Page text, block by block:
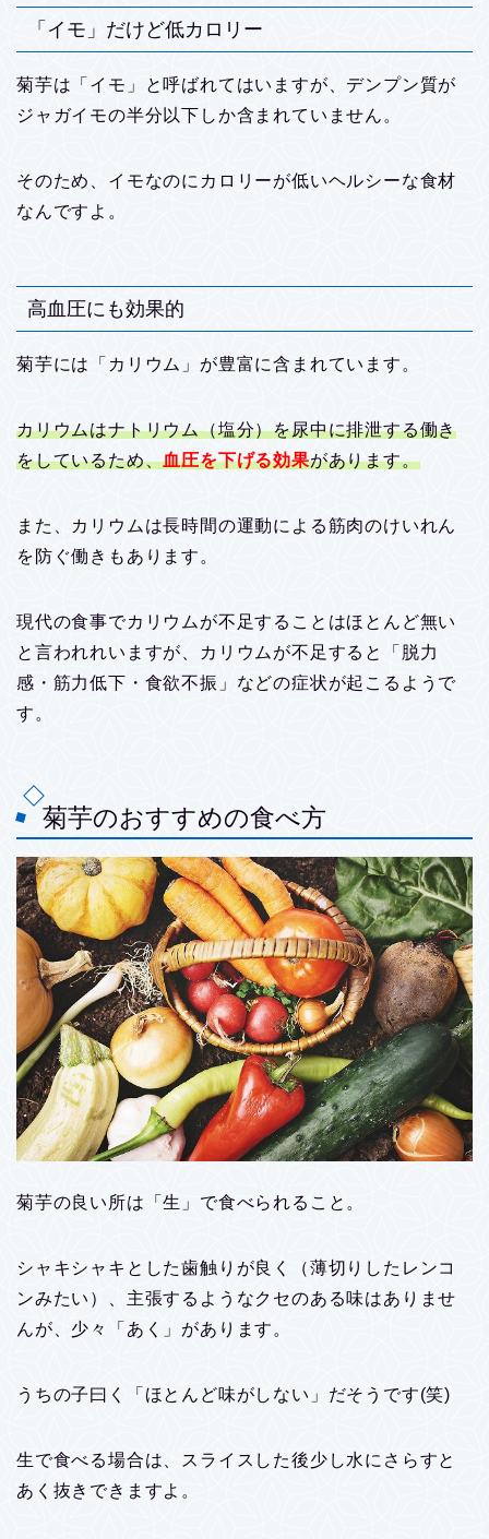
「イモ」だけど低カロリー
菊芋は「イモ」と呼ばれてはいますが、デンプン質が
ジャガイモの半分以下しか含まれていません。
そのため、イモなのにカロリーが低いヘルシーな食材
なんですよ。
高血圧にも効果的
菊芋には「カリウム」が豊富に含まれています。
カリウムはナトリウム（塩分）を尿中に排泄する働き
をしているため、血圧を下げる効果があります。
また、カリウムは長時間の運動による筋肉のけいれん
を防ぐ働きもあります。
現代の食事でカリウムが不足することはほとんど無い
と言われれいますが、カリウムが不足すると「脱力
感・筋力低下・食欲不振」などの症状が起こるようで
す。
菊芋のおすすめの食べ方
菊芋の良い所は「生」で食べられること。
シャキシャキとした歯触りが良く（薄切りしたレンコ
ンみたい）、主張するようなクセのある味はありませ
んが、少々「あく」があります。
うちの子曰く「ほとんど味がしない」だそうです(笑)
生で食べる場合は、スライスした後少し水にさらすと
あく抜きできますよ。